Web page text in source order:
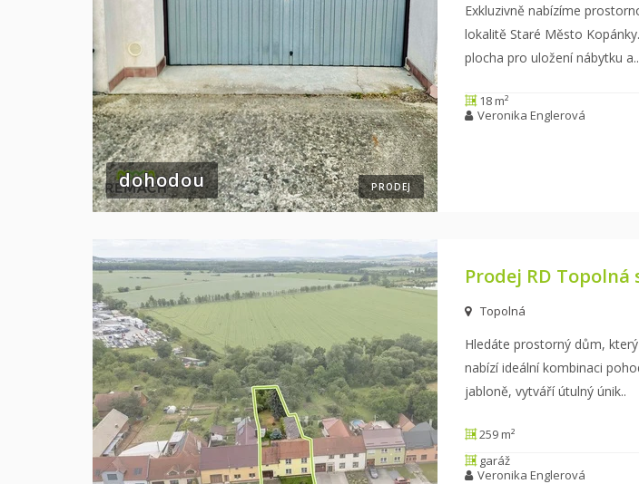
PRODEJ
dohodou
Exkluzivně nabízíme
lokalitě Staré Město
plocha pro uložení nábytku a..
18 m²
Veronika Englerová
Prodej RD Topolná
Topolná
Hledáte prostorný dům,
nabízí ideální kombinaci
jabloně, vytváří útulný únik..
259 m²
garáž
Veronika Englerová